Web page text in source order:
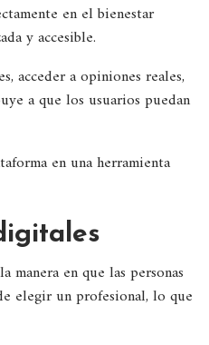
en el bienestar
y accesible.
acceder a opiniones reales,
a que los usuarios puedan
en una herramienta
en que las personas
elegir un profesional, lo que